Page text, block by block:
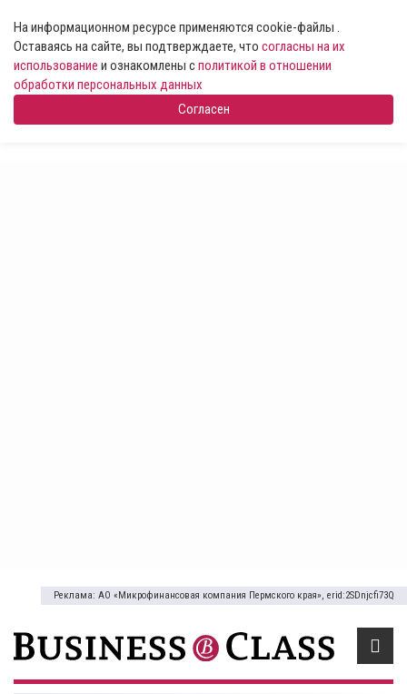
На информационном ресурсе применяются cookie-файлы .
Оставаясь на сайте, вы подтверждаете, что согласны на их
использование и ознакомлены сполитикой в отношении
обработки персональных данных
Согласен
Реклама: АО «Микрофинансовая компания Пермского края», erid:2SDnjcfi73Q